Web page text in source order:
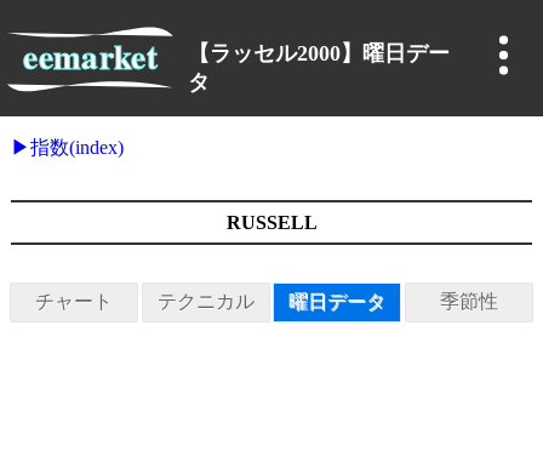
【ラッセル2000】曜日デー
タ
指数(index)
RUSSELL
チャート テクニカル 曜日データ 季節性